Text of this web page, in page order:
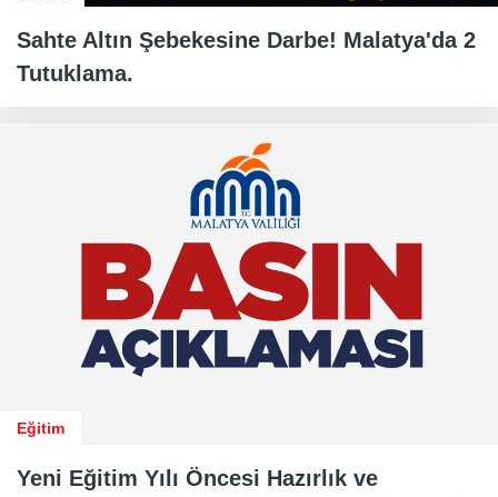
Sahte Altın Şebekesine Darbe! Malatya'da 2
Tutuklama.
Eğitim
Yeni Eğitim Yılı Öncesi Hazırlık ve